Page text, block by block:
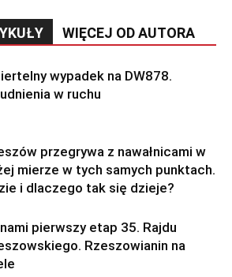
WIĘCEJ OD AUTORA
wypadek na DW878.
w ruchu
przegrywa z nawałnicami w
mierze w tych samych punktach.
i dlaczego tak się dzieje?
pierwszy etap 35. Rajdu
Rzeszowianin na